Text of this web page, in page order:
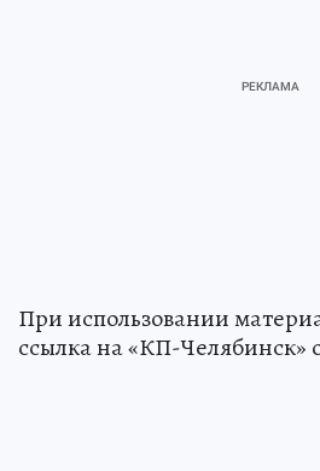
При использовании
ссылка на «КП-Челябинск»